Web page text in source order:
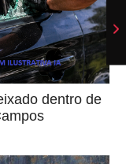
dentro de